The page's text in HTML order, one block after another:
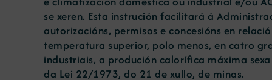
se xeren. Esta instrución facilitará á
autorizacións, permisos e concesións en
temperatura superior, polo menos, en catro
industriais, a produción calorífica máxima
da Lei 22/1973, do 21 de xullo, de minas.